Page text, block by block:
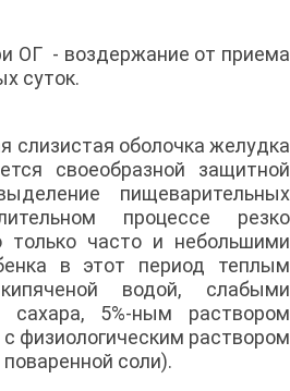
ОГ - воздержание от приема
суток.
слизистая оболочка желудка
своеобразной защитной
пищеварительных
процессе резко
только часто и небольшими
в этот период теплым
водой, слабыми
5%-ным раствором
физиологическим раствором
соли).